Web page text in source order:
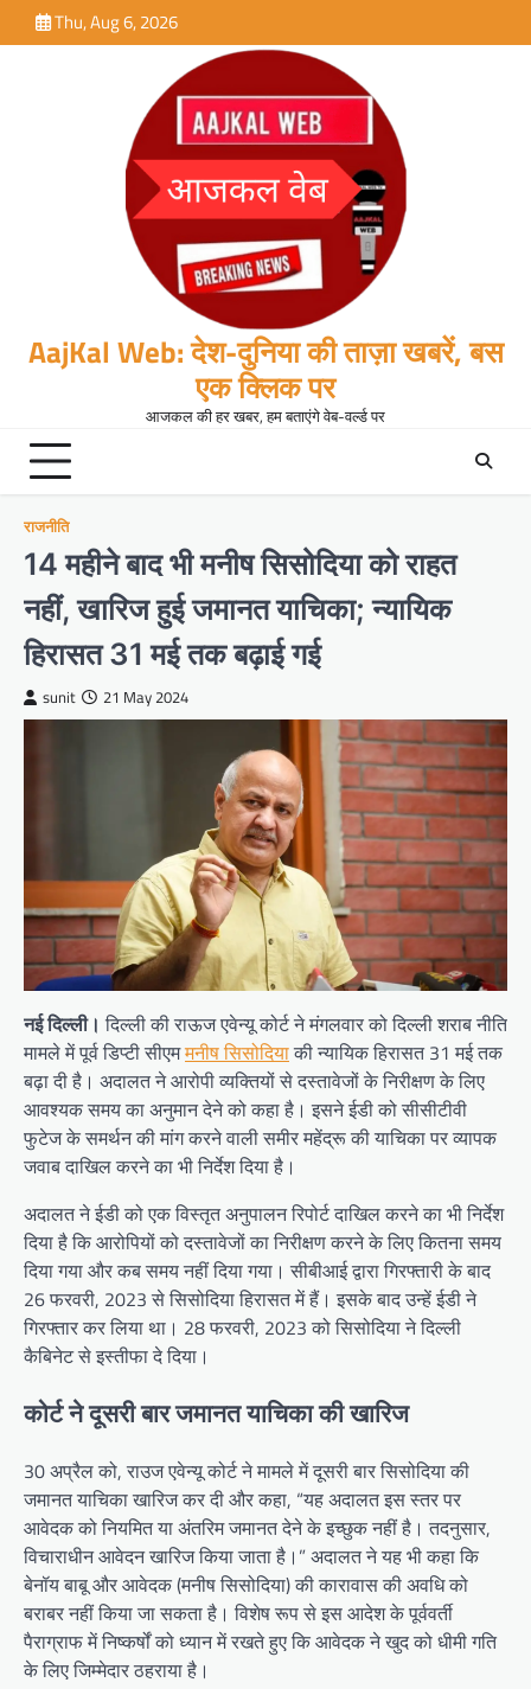
to
Thu, Aug 6, 2026
AajKal Web: देश-दुनिया की ताज़ा खबरें, बस
एक क्लिक पर
आजकल की हर खबर, हम बताएंगे वेब-वर्ल्ड पर
राजनीति
14 महीने बाद भी मनीष सिसोदिया को राहत
नहीं, खारिज हुई जमानत याचिका; न्यायिक
हिरासत 31 मई तक बढ़ाई गई
sunit 21 May 2024
नई दिल्ली। दिल्ली की राऊज एवेन्यू कोर्ट ने मंगलवार को दिल्ली शराब नीति
मामले में पूर्व डिप्टी सीएममनीष सिसोदियाकी न्यायिक हिरासत 31 मई तक
बढ़ा दी है। अदालत ने आरोपी व्यक्तियों से दस्तावेजों के निरीक्षण के लिए
आवश्यक समय का अनुमान देने को कहा है। इसने ईडी को सीसीटीवी
फुटेज के समर्थन की मांग करने वाली समीर महेंद्रू की याचिका पर व्यापक
जवाब दाखिल करने का भी निर्देश दिया है।
अदालत ने ईडी को एक विस्तृत अनुपालन रिपोर्ट दाखिल करने का भी निर्देश
दिया है कि आरोपियों को दस्तावेजों का निरीक्षण करने के लिए कितना समय
दिया गया और कब समय नहीं दिया गया। सीबीआई द्वारा गिरफ्तारी के बाद
26 फरवरी, 2023 से सिसोदिया हिरासत में हैं। इसके बाद उन्हें ईडी ने
गिरफ्तार कर लिया था। 28 फरवरी, 2023 को सिसोदिया ने दिल्ली
कैबिनेट से इस्तीफा दे दिया।
कोर्ट ने दूसरी बार जमानत याचिका की खारिज
30 अप्रैल को, राउज एवेन्यू कोर्ट ने मामले में दूसरी बार सिसोदिया की
जमानत याचिका खारिज कर दी और कहा, “यह अदालत इस स्तर पर
आवेदक को नियमित या अंतरिम जमानत देने के इच्छुक नहीं है। तदनुसार,
विचाराधीन आवेदन खारिज किया जाता है।” अदालत ने यह भी कहा कि
बेनॉय बाबू और आवेदक (मनीष सिसोदिया) की कारावास की अवधि को
बराबर नहीं किया जा सकता है। विशेष रूप से इस आदेश के पूर्ववर्ती
पैराग्राफ में निष्कर्षों को ध्यान में रखते हुए कि आवेदक ने खुद को धीमी गति
के लिए जिम्मेदार ठहराया है।